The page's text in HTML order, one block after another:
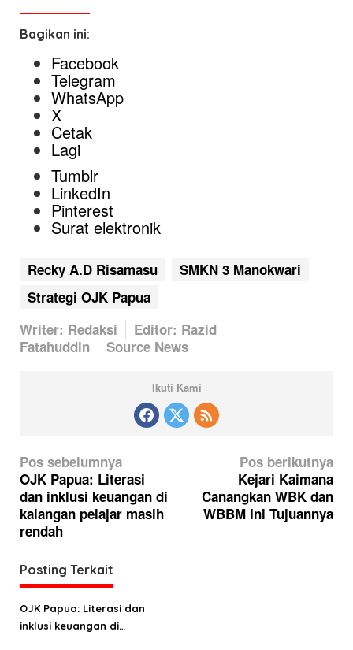
Bagikan ini:
Facebook
Telegram
WhatsApp
X
Cetak
Lagi
Tumblr
LinkedIn
Pinterest
Surat elektronik
Recky A.D Risamasu
SMKN 3 Manokwari
Strategi OJK Papua
Writer: Redaksi
Editor: Razid
Fatahuddin
Source News
Ikuti Kami
N
a
v
i
a
s
i
Pos sebelumnya
OJK Papua: Literasi
dan inklusi keuangan di
kalangan pelajar masih
rendah
Pos berikutnya
Kejari Kaimana
Canangkan WBK dan
WBBM Ini Tujuannya
Posting Terkait
OJK Papua: Literasi dan
inklusi keuangan di